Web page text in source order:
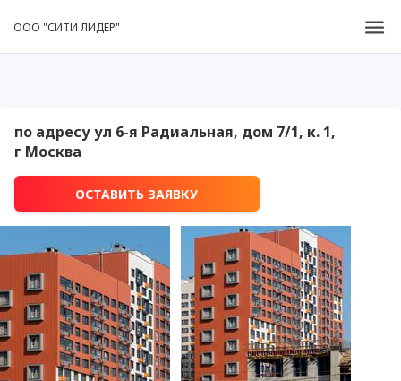
ООО "СИТИ ЛИДЕР"
по адресу ул 6-я Радиальная, дом 7/1, к. 1,
г Москва
ОСТАВИТЬ ЗАЯВКУ